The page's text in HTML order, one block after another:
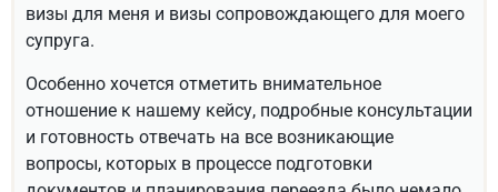
визы для меня и визы сопровождающего для моего
супруга.
Особенно хочется отметить внимательное
отношение к нашему кейсу, подробные консультации
и готовность отвечать на все возникающие
вопросы, которых в процессе подготовки